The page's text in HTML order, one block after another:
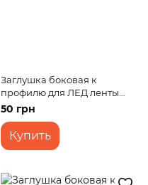
Заглушка боковая к
профилю для ЛЕД ленты
BY-053
50 грн
Купить